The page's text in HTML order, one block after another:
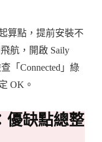
算點，提前安裝不
航，開啟 Saily
「Connected」綠
OK。
優缺點總整